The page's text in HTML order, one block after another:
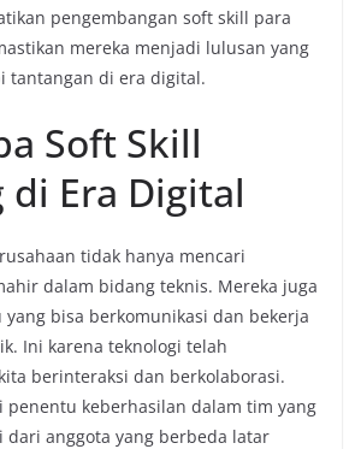
pengembangan soft skill para
mereka menjadi lulusan yang
tantangan di era digital.
Soft Skill
di Era Digital
tidak hanya mencari
dalam bidang teknis. Mereka juga
bisa berkomunikasi dan bekerja
Ini karena teknologi telah
berinteraksi dan berkolaborasi.
penentu keberhasilan dalam tim yang
anggota yang berbeda latar